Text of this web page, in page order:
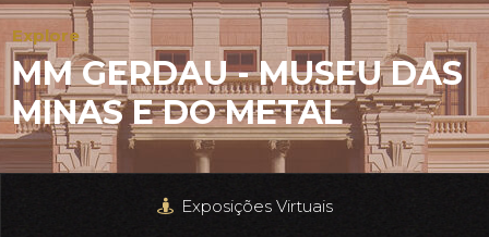
Explore
ACERVO ON-LINE
Exposições Virtuais